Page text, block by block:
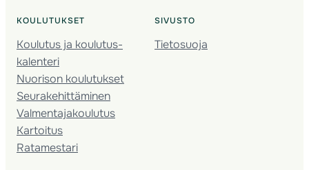
KOULUTUKSET
Koulutus ja koulutus­
kalenteri
Nuorison koulutukset
Seura­kehittäminen
Valmentaja­koulutus
Kartoitus
Ratamestari
SIVUSTO
Tietosuoja